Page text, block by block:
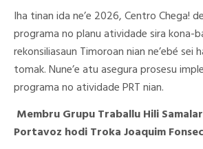
Iha tinan ida ne’e 2026, Centro Chega!
programa no planu atividade sira kona-
rekonsiliasaun Timoroan nian ne’ebé sei
tomak. Nune’e atu asegura prosesu
programa no atividade PRT nian.
Membru Grupu Traballu Hili
Portavoz hodi Troka Joaquim